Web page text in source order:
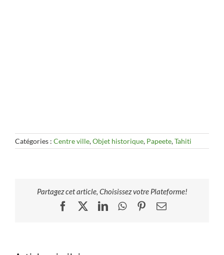
Catégories : Centre ville,Objet historique, Papeete,Tahiti
Partagez cet article, Choisissez votre Plateforme!
FacebookLinkedInWhatsApp
Pinterest
Email